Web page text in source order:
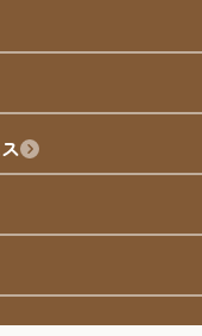
イム
化
ーリズム
イド
ス
ン
プログラム掲載申込